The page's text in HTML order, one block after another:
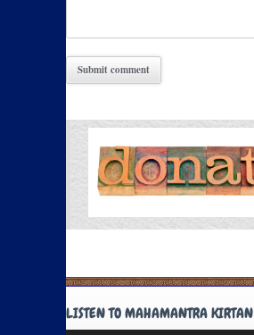
LISTEN TO MAHAMANTRA KIRTAN